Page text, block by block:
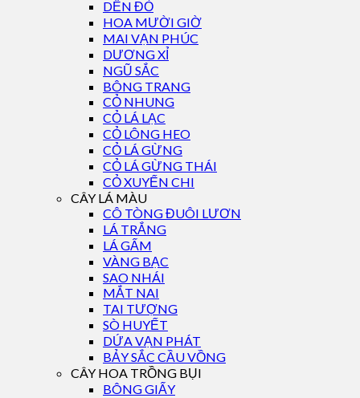
DỀN ĐỎ
HOA MƯỜI GIỜ
MAI VẠN PHÚC
DƯƠNG XỈ
NGŨ SẮC
BÔNG TRANG
CỎ NHUNG
CỎ LÁ LẠC
CỎ LÔNG HEO
CỎ LÁ GỪNG
CỎ LÁ GỪNG THÁI
CỎ XUYẾN CHI
CÂY LÁ MÀU
CÔ TÒNG ĐUÔI LƯƠN
LÁ TRẮNG
LÁ GẤM
VÀNG BẠC
SAO NHÁI
MẮT NAI
TAI TƯỢNG
SÒ HUYẾT
DỨA VẠN PHÁT
BẢY SẮC CẦU VỒNG
CÂY HOA TRỒNG BỤI
BÔNG GIẤY